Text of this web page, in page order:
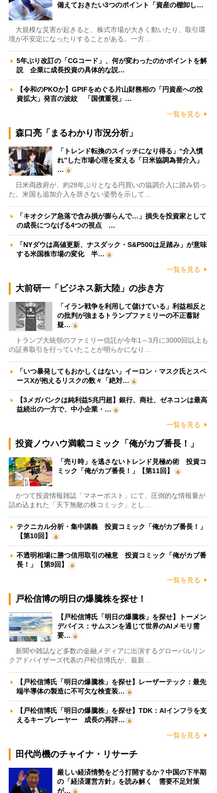
備えておきたい3つのポイント「資産の棚卸し…
大規模な災害が起きると、株式市場が大きく動いたり、取引環
境が不安定になったりすることがある。一方…
5年ぶり改訂の「CGコード」、何が変わったのかポイントを解
説 企業に成長投資の具体的な説…
【令和のPKOか】GPIFをめぐる片山財務相の「円資産への投
資拡大」発言の波紋 「国債重視」…
一覧を見る
森口亮「まるわかり市況分析」
「トレンド転換のスイッチになり得る」“介入慣
れ”した市場心理を変える「日米協調為替介入」
…
日米両政府が、約28年ぶりとなる円買いの協調介入に踏み切っ
た。米国も追加介入を辞さない姿勢を示して…
「キオクシア急落で含み損が膨らんで…」損失を投資家として
の成長につなげる4つの視点 …
「NYダウは高値更新、ナスダック・S&P500は足踏み」が意味
する米国株市場の変化 半…
一覧を見る
大前研一「ビジネス新大陸」の歩き方
「イラン戦争を利用して儲けている」利益相反と
の批判が強まるトランプファミリーの不正蓄財
疑…
トランプ大統領のファミリー信託が今年1～3月に3000回以上も
の証券取引を行っていたことが明らかになり…
「いつ暴発してもおかしくはない」イーロン・マスク氏とスペ
ースXが抱えるリスクの数々「絶対…
【3メガバンクは純利益5兆円超】銀行、商社、ゼネコンは最高
益続出の一方で、中小企業・…
一覧を見る
投資ノウハウ満載コミック「俺がカブ番長！」
「売り時」を逃さないトレンド見極め術 投資コ
ミック「俺がカブ番長！」【第11回】
かつて投資情報雑誌「マネーポスト」にて、圧倒的な情報量が
詰め込まれた「天下無敵の株コミック」とし…
テクニカル分析・集中講義 投資コミック「俺がカブ番長！」
【第10回】
不透明相場に勝つ信用取引の極意 投資コミック「俺がカブ番
長！」【第9回】
一覧を見る
戸松信博の明日の爆騰株を探せ！
【戸松信博氏「明日の爆騰株」を探せ】トーメン
デバイス：サムスンを通じて世界のAIメモリ需
要…
新聞や雑誌など多数の金融メディアに出演するグローバルリン
クアドバイザーズ代表の戸松信博氏が、最新…
【戸松信博氏「明日の爆騰株」を探せ】レーザーテック：最先
端半導体の製造に不可欠な検査装…
【戸松信博氏「明日の爆騰株」を探せ】TDK：AIインフラを支
えるキープレーヤー 成長の再評…
一覧を見る
田代尚機のチャイナ・リサーチ
厳しい経済情勢をどう打開するか？中国の下半期
の「経済運営方針」を読み解く 需要不足対策
が…